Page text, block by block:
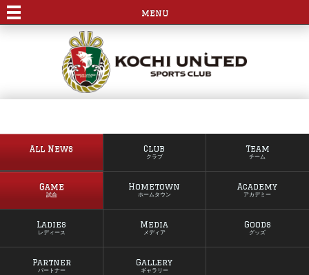
menu
All News Club
クラブ
Team
チーム
Game
試合
Hometown
ホームタウン
Academy
アカデミー
Ladies
レディース
Media
メディア
Goods
グッズ
Partner
パートナー
Gallery
ギャラリー